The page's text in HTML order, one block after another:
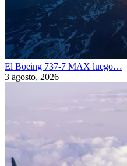
El Boeing 737-7 MAX luego…
3 agosto, 2026